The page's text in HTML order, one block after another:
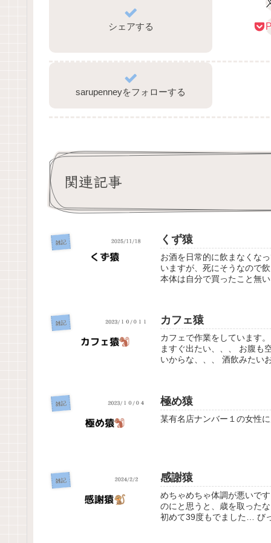
シェアする
sarupenneyをフォローする
関連記事
雑記 くず猿
お酒を日常的に飲まなくな
いますが、死にそうなので
本体は自分で買ったこと無
雑記 カフェ猿
カフェで作業をしています
ますぐ出たい、、、 お腹も
いからな、、、 酒飲みたい
雑記 極め猿
某有名店ナンバー１の女性
雑記 感謝猿
めちゃめちゃ体調が悪いで
のにと思うと、歳を取った
初めて39度もでました… び